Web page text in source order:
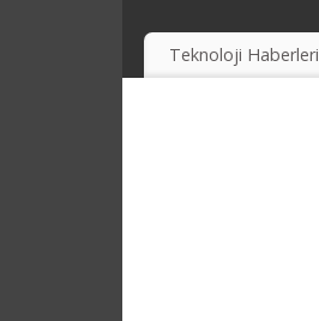
Teknoloji Haberleri